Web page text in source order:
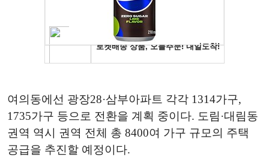
여의동에선 광장28·삼부아파트 각각 1314가구,
1735가구 등으로 전환을 계획 중이다. 도림·대림동
권역 역시 권역 전체 총 8400여 가구 규모의 주택
공급을 추진할 예정이다.